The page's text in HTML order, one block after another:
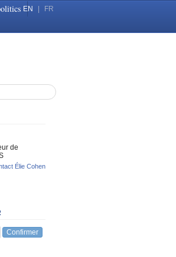
EN FR
de
Élie Cohen
Confirmer